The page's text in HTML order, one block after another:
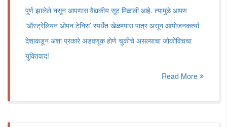
पूर्ण झालेले नसून आपणास वैद्यकीय सूट मिळाली आहे. त्यामुळे आपण
‘ऑस्ट्रेलियन ओपन टेनिस’ स्पर्धेत खेळण्यास पात्र असून आयोजनकर्त्या
देशाकडून अशा प्रकारे अडवणूक होणे चुकीचे असल्याचा जोकोविचचा
युक्तिवाद!
Read More